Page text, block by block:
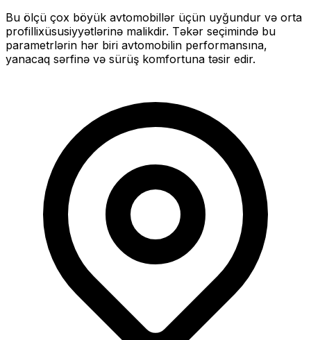
Bu ölçü çox böyük avtomobillər üçün uyğundur və orta
profillixüsusiyyətlərinə malikdir. Təkər seçimində bu
parametrlərin hər biri avtomobilin performansına,
yanacaq sərfinə və sürüş komfortuna təsir edir.